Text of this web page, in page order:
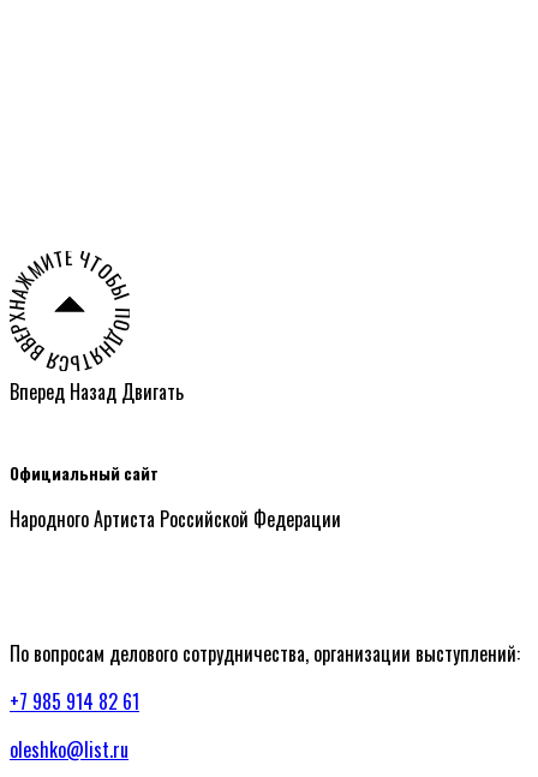
НАЖМИТЕ ЧТОБЫ ПОДНЯТЬСЯ ВВЕРХ СТРАНИЦЫ ○
Вперед Назад Двигать
Официальный сайт
Народного Артиста Российской Федерации
По вопросам делового сотрудничества, организации выступлений:
+7 985 914 82 61
oleshko@list.ru